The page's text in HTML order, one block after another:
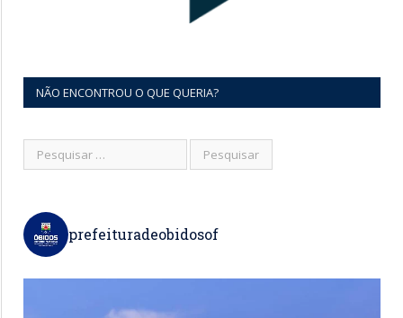
NÃO ENCONTROU O QUE QUERIA?
prefeituradeobidosof